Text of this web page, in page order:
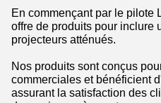
En commençant par le pilote
offre de produits pour inclure
projecteurs atténués.
Nos produits sont conçus
commerciales et bénéficient
assurant la satisfaction des